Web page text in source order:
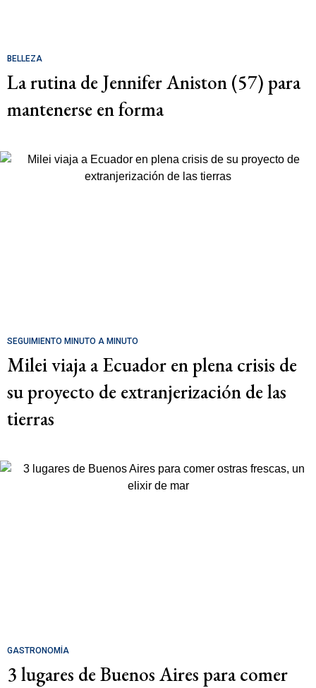
BELLEZA
La rutina de Jennifer Aniston (57) para
mantenerse en forma
SEGUIMIENTO MINUTO A MINUTO
Milei viaja a Ecuador en plena crisis de
su proyecto de extranjerización de las
tierras
GASTRONOMÍA
3 lugares de Buenos Aires para comer